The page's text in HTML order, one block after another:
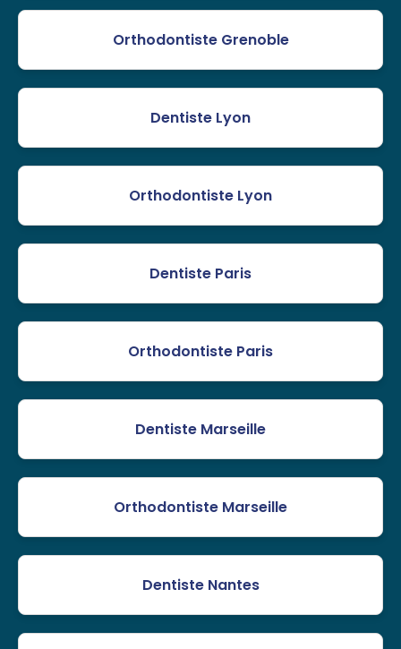
Orthodontiste Grenoble
Dentiste Lyon
Orthodontiste Lyon
Dentiste Paris
Orthodontiste Paris
Dentiste Marseille
Orthodontiste Marseille
Dentiste Nantes